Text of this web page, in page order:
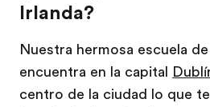
Irlanda?
Nuestra hermosa escuela
encuentra en la capital
centro de la ciudad lo que